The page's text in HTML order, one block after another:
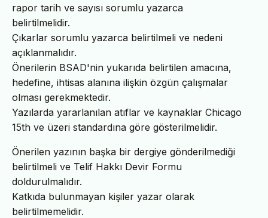
rapor tarih ve sayısı sorumlu yazarca
belirtilmelidir.
Çıkarlar sorumlu yazarca belirtilmeli ve nedeni
açıklanmalıdır.
Önerilerin BSAD'nin yukarıda belirtilen amacına,
hedefine, ihtisas alanına ilişkin özgün çalışmalar
olması gerekmektedir.
Yazılarda yararlanılan atıflar ve kaynaklar Chicago
15th ve üzeri standardına göre gösterilmelidir.
Önerilen yazının başka bir dergiye gönderilmediği
belirtilmeli ve Telif Hakkı Devir Formu
doldurulmalıdır.
Katkıda bulunmayan kişiler yazar olarak
belirtilmemelidir.